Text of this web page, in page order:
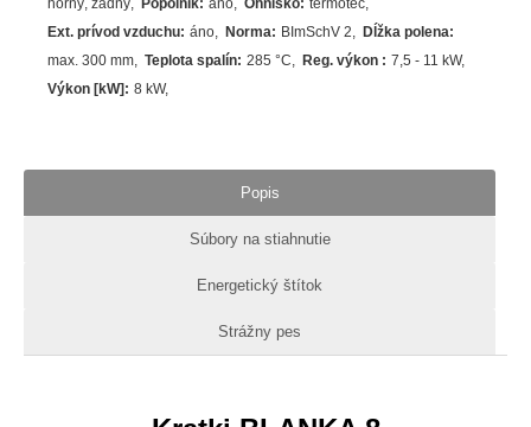
horný, zadný
Popolník: áno Ohnisko: termotec
Ext. prívod vzduchu: áno Norma: BImSchV 2 Dĺžka polena:
max. 300 mm
Teplota spalín: 285°C Reg. výkon : 7,5 - 11 kW
Výkon [kW] : 8 kW
Popis
Súbory na stiahnutie
Energetický štítok
Strážny pes